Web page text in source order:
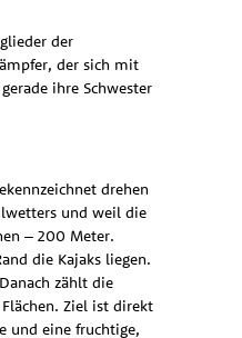
der
der sich mit
ihre Schwester
drehen
und weil die
– 200 Meter.
die Kajaks liegen.
zählt die
Ziel ist direkt
und eine fruchtige,